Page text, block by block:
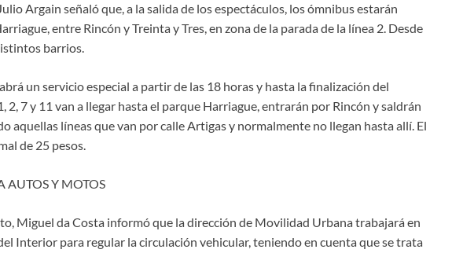
Argain señaló que, a la salida de los espectáculos, los ómnibus estarán
entre Rincón y Treinta y Tres, en zona de la parada de la línea 2. Desde
barrios.
un servicio especial a partir de las 18 horas y hasta la finalización del
2, 7 y 11 van a llegar hasta el parque Harriague, entrarán por Rincón y saldrán
aquellas líneas que van por calle Artigas y normalmente no llegan hasta allí. El
de 25 pesos.
AUTOS Y MOTOS
Miguel da Costa informó que la dirección de Movilidad Urbana trabajará en
Interior para regular la circulación vehicular, teniendo en cuenta que se trata